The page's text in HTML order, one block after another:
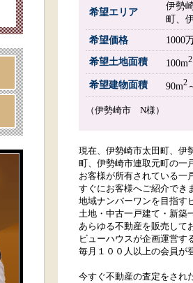
希望エリア
伊勢
町、
希望価格
1000
希望土地面積 100m2
希望建物面積 90m2
（伊勢崎市 N様）
現在、伊勢崎市太田町、伊
町、伊勢崎市連取元町の一
お客様が所有されている一
すぐにお客様へご紹介でき
地域ナンバーワンを目指す
土地・中古一戸建て・新築
あらゆる不動産を販売して
ビューハウスが企画運営す
毎月１００人以上の会員が
今すぐ不動産の査定をされ